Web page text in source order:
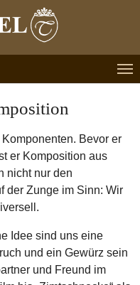
Bevor er
er Komposition aus
nicht nur den
der Zunge im Sinn: Wir
Idee sind uns eine
und ein Gewürz sein
und Freund im